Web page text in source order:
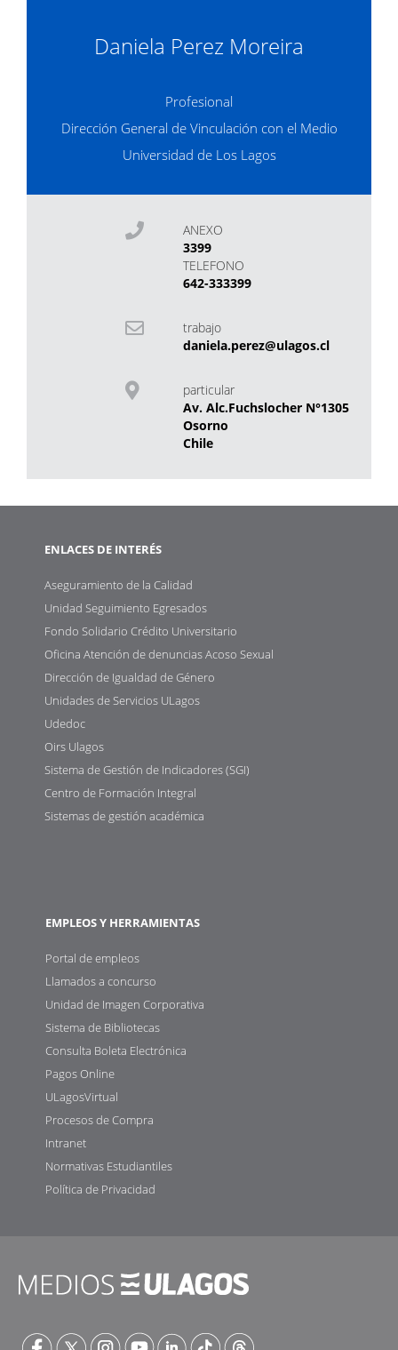
Daniela Perez Moreira
Profesional
Dirección General de Vinculación con el Medio
Universidad de Los Lagos
ANEXO
3399
TELEFONO
642-333399
trabajo
daniela.perez@ulagos.cl
particular
Av. Alc.Fuchslocher N°1305
Osorno
Chile
ENLACES DE INTERÉS
Aseguramiento de la Calidad
Unidad Seguimiento Egresados
Fondo Solidario Crédito Universitario
Oficina Atención de denuncias Acoso Sexual
Dirección de Igualdad de Género
Unidades de Servicios ULagos
Udedoc
Oirs Ulagos
Sistema de Gestión de Indicadores (SGI)
Centro de Formación Integral
Sistemas de gestión académica
EMPLEOS Y HERRAMIENTAS
Portal de empleos
Llamados a concurso
Unidad de Imagen Corporativa
Sistema de Bibliotecas
Consulta Boleta Electrónica
Pagos Online
ULagosVirtual
Procesos de Compra
Intranet
Normativas Estudiantiles
Política de Privacidad